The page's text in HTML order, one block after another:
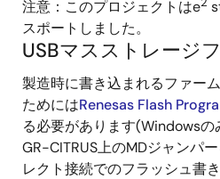
注意：このプロジェクトはe
スポートしました。
USBマスストレージ
製造時に書き込まれるファー
ためにはRenesas Flash
る必要があります(Windows
GR-CITRUS上のMDジャンパ
レクト接続でのフラッシュ書